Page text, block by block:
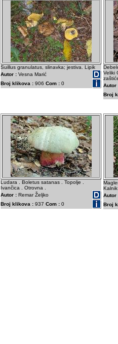
Suillus granulatus, slinavka; jestiva. Lipik
Autor : Vesna Marić
Broj klikova : 906 Com : 0
Veliki
Autor
Broj
Ludara . Boletus satanas . Topolje .
Ivančica . Otrovna .
Autor : Remar Željko
Broj klikova : 937 Com : 0
Autor
Broj